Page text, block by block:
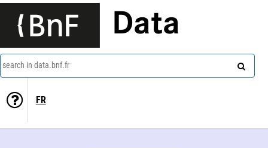
Data
search in data.bnf.fr
FR